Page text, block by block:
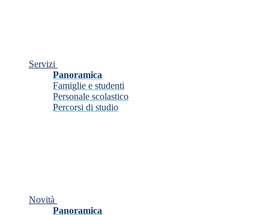
Servizi
Panoramica
Famiglie e studenti
Personale scolastico
Percorsi di studio
Novità
Panoramica